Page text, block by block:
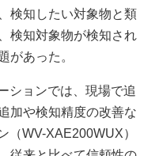
検知したい対象物と類
検知対象物が検知され
があった。
ションでは、現場で追
加や検知精度の改善な
（WV-XAE200WUX）